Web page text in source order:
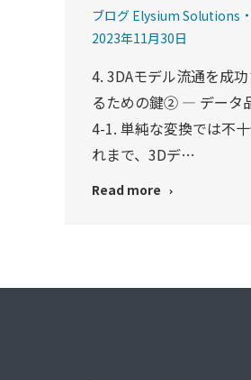
ブログ Elysium Solutions
2023年11月30日
4. 3DAモデル流通を成
るための鍵② — データ
4-1. 単純な変換では不
れまで、3Dデ…
Read more